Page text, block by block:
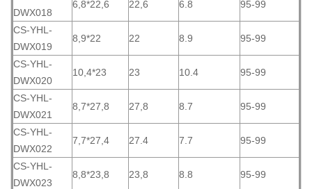
DWX018
6,8*22,6 22,6 6.8 95-99
CS-YHL-
DWX019
8,9*22 22 8.9 95-99
CS-YHL-
DWX020
10,4*23 23 10.4 95-99
CS-YHL-
DWX021
8,7*27,8 27,8 8.7 95-99
CS-YHL-
DWX022
7,7*27,4 27.4 7.7 95-99
CS-YHL-
DWX023
8,8*23,8 23,8 8.8 95-99